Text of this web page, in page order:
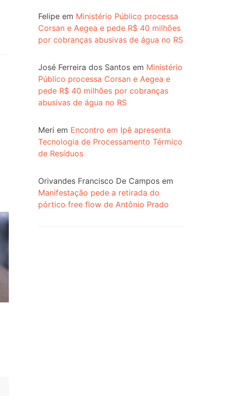
Felipe em Ministério Público processa
Corsan e Aegea e pede R$ 40 milhões
por cobranças abusivas de água no RS
José Ferreira dos Santos em Ministério
Público processa Corsan e Aegea e
pede R$ 40 milhões por cobranças
abusivas de água no RS
Meri em Encontro em Ipê apresenta
Tecnologia de Processamento Térmico
de Resíduos
Orivandes Francisco De Campos em
Manifestação pede a retirada do
pórtico free flow de Antônio Prado